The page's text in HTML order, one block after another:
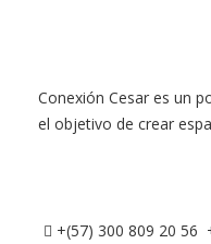
Conexión Cesar es un
el objetivo de crear
+(57) 300 809 20 56